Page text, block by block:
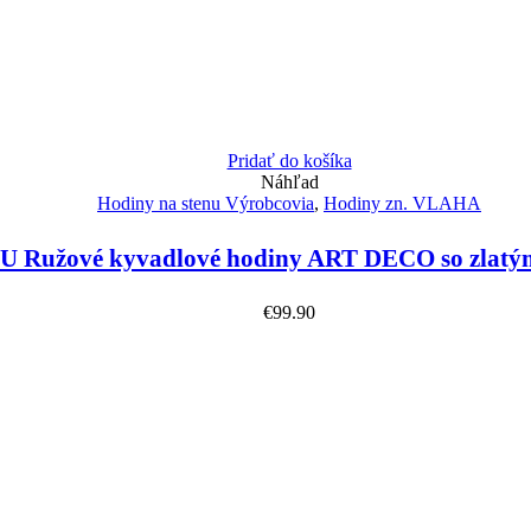
Pridať do košíka
Náhľad
Hodiny na stenu Výrobcovia, Hodiny zn. VLAHA
Ružové kyvadlové hodiny ART DECO so
€99.90